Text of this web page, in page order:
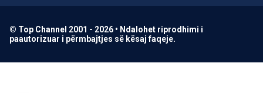
© Top Channel 2001 - 2026 • Ndalohet riprodhimi i
paautorizuar i përmbajtjes së kësaj faqeje.